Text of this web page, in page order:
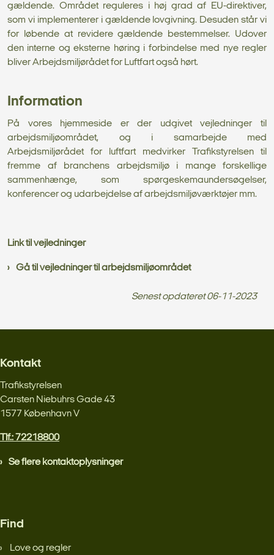
gældende. Området reguleres i høj grad af EU-direktiver,
som vi implementerer i gældende lovgivning. Desuden står vi
for løbende at revidere gældende bestemmelser. Udover
den interne og eksterne høring i forbindelse med nye regler
bliver Arbejdsmiljørådet for Luftfart også hørt.
Information
På vores hjemmeside er der udgivet vejledninger til
arbejdsmiljøområdet, og i samarbejde med
Arbejdsmiljørådet for luftfart medvirker Trafikstyrelsen til
fremme af branchens arbejdsmiljø i mange forskellige
sammenhænge, som spørgeskemaundersøgelser,
konferencer og udarbejdelse af arbejdsmiljøværktøjer mm.
Link til vejledninger
Gå til vejledninger til arbejdsmiljøområdet
Senest opdateret06-11-2023
Kontakt
Trafikstyrelsen
Carsten Niebuhrs Gade 43
1577 København V
Tlf.: 72218800
Se flere kontaktoplysninger
Find
Love og regler